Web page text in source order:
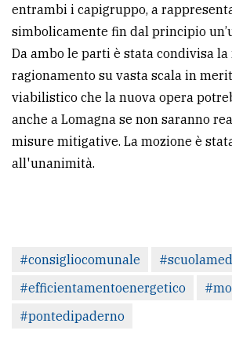
entrambi i capigruppo, a
simbolicamente fin dal principio
Da ambo le parti è stata condivisa
ragionamento su vasta scala in
viabilistico che la nuova opera
anche a Lomagna se non saranno
misure mitigative. La mozione è
all'unanimità.
#consigliocomunale
#efficientamentoenergetico
#pontedipaderno